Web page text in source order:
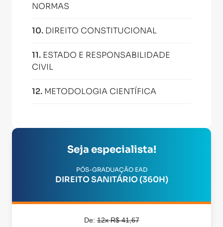
NORMAS
10. DIREITO CONSTITUCIONAL
11. ESTADO E RESPONSABILIDADE
CIVIL
12. METODOLOGIA CIENTÍFICA
Seja especialista!
PÓS-GRADUAÇÃO EAD
DIREITO SANITÁRIO (360H)
De:12x R$ 41,67